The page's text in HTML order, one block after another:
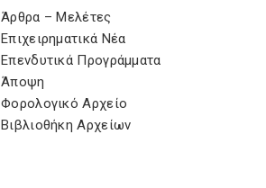
Άρθρα – Μελέτες
Επιχειρηματικά Νέα
Επενδυτικά Προγράμματα
Άποψη
Φορολογικό Αρχείο
Βιβλιοθήκη Αρχείων